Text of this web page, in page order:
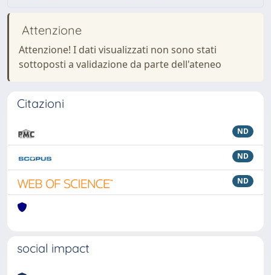
Attenzione
Attenzione! I dati visualizzati non sono stati
sottoposti a validazione da parte dell'ateneo
Citazioni
ND
ND
ND
social impact